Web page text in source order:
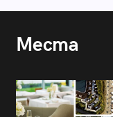
Места